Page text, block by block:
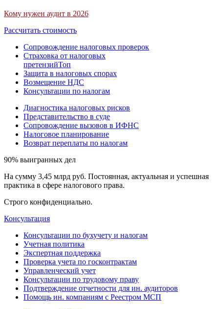
Кому нужен аудит в 2026
Рассчитать стоимость
Сопровождение налоговых проверок
Страховка от налоговых
претензийТоп
Защита в налоговых спорах
Возмещение НДС
Консультации по налогам
Диагностика налоговых рисков
Представительство в суде
Сопровождение вызовов в ИФНС
Налоговое планирование
Возврат переплаты по налогам
90% выигранных дел
На сумму 3,45 млрд руб. Постоянная, актуальная и успешная
практика в сфере налогового права.
Строго конфиденциально.
Консультация
Консультации по бухучету и налогам
Учетная политика
Экспертная поддержка
Проверка учета по госконтрактам
Управленческий учет
Консультации по трудовому праву
Подтверждение отчетности для ин. аудиторов
Помощь ин. компаниям с Реестром МСП